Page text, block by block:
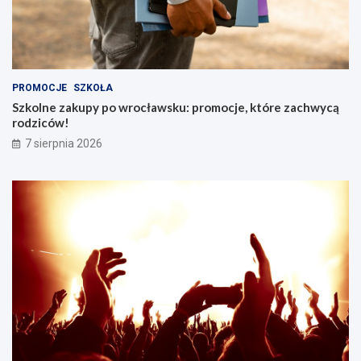
PROMOCJE SZKOŁA
Szkolne zakupy po wrocławsku: promocje, które zachwycą
rodziców!
7 sierpnia 2026